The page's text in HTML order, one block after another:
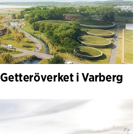
Getteröverket i Varberg